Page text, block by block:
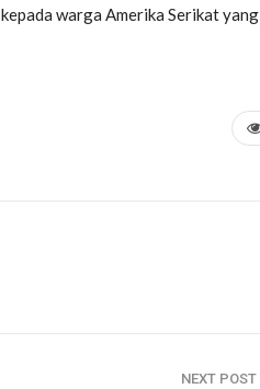
warga Amerika Serikat yang
NEXT POST